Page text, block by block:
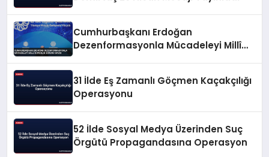
Cumhurbaşkanı Erdoğan
Dezenformasyonla Mücadeleyi Millî
31 İlde Eş Zamanlı Göçmen Kaçakçılığı
Operasyonu
52 İlde Sosyal Medya Üzerinden Suç
Örgütü Propagandasına Operasyon